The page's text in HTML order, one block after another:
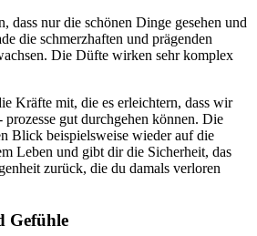
dass nur die schönen Dinge gesehen und
die schmerzhaften und prägenden
Die Düfte wirken sehr komplex
Kräfte mit, die es erleichtern, dass wir
prozesse gut durchgehen können. Die
Blick beispielsweise wieder auf die
Leben und gibt dir die Sicherheit, das
zurück, die du damals verloren
Gefühle